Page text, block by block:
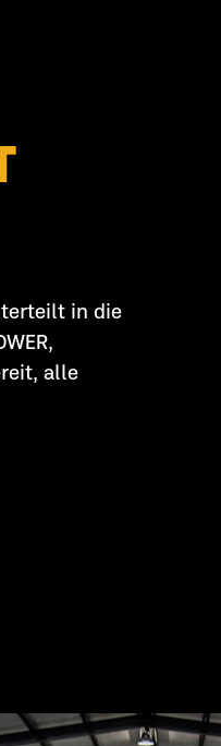
in die
alle